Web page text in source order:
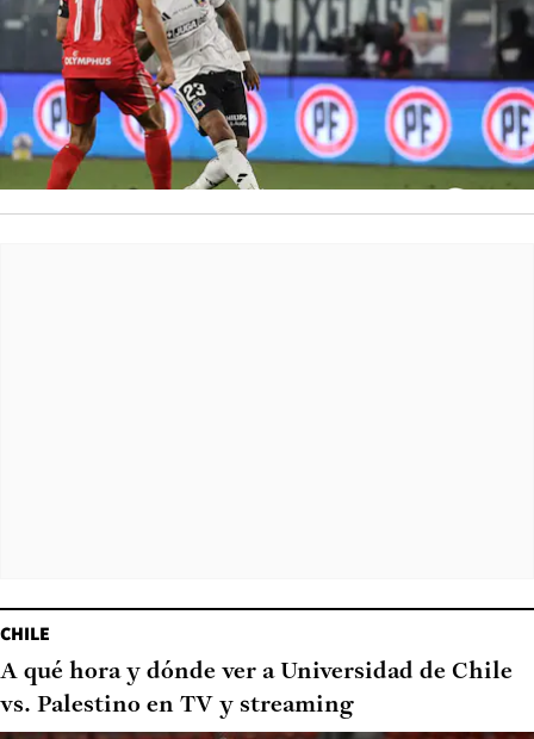
CHILE
A qué hora y dónde ver a Universidad de Chile
vs. Palestino en TV y streaming